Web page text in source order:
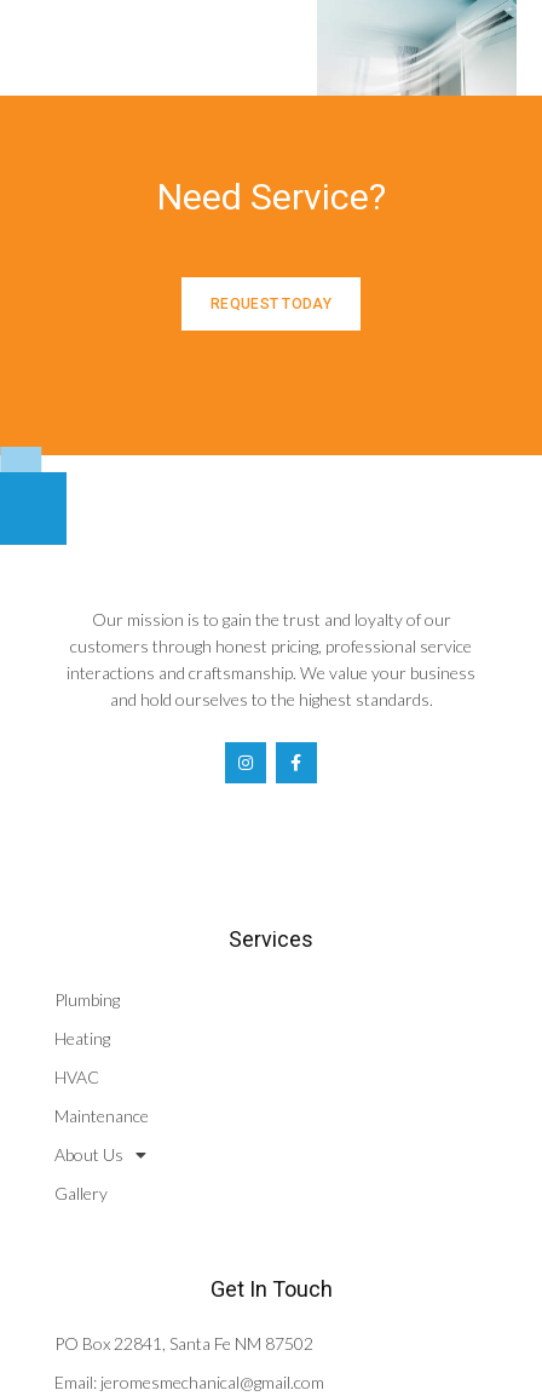
Need Service?
REQUEST TODAY
Our mission is to gain the trust and loyalty of our
customers through honest pricing, professional service
interactions and craftsmanship. We value your business
and hold ourselves to the highest standards.
Services
Plumbing
Heating
HVAC
Maintenance
About Us
Gallery
Get In Touch
PO Box 22841, Santa Fe NM 87502
Email: jeromesmechanical@gmail.com